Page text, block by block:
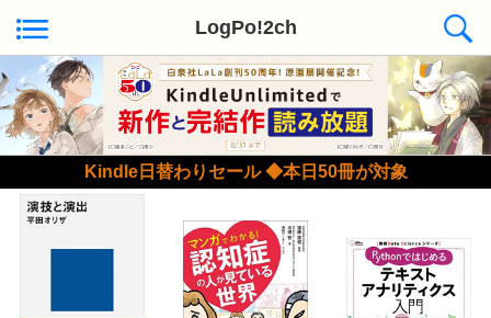
LogPo!2ch
Kindle日替わりセール ◆本日50冊が対象